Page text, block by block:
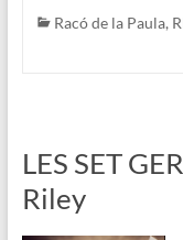
Racó de la Paula,
LES SET
Riley